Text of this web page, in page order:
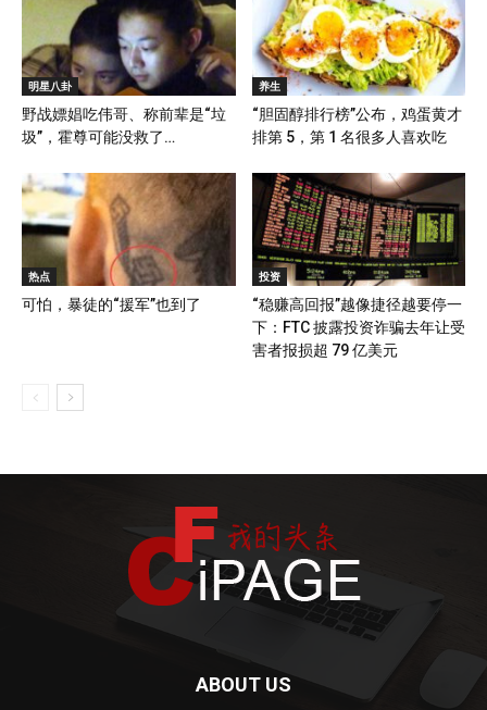
明星八卦
野战嫖娼吃伟哥、称前辈是“垃
圾”，霍尊可能没救了…
养生
“胆固醇排行榜”公布，鸡蛋黄才
排第 5，第 1 名很多人喜欢吃
热点
可怕，暴徒的“援军”也到了
投资
“稳赚高回报”越像捷径越要停一
下：FTC 披露投资诈骗去年让受
害者报损超 79 亿美元
ABOUT US